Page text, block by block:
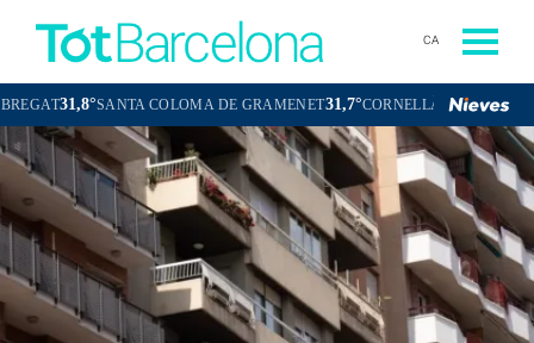
CA
31,8°SANTA COLOMA DE GRAMENET31,7°CORNELLÀ DE LLOBREGAT